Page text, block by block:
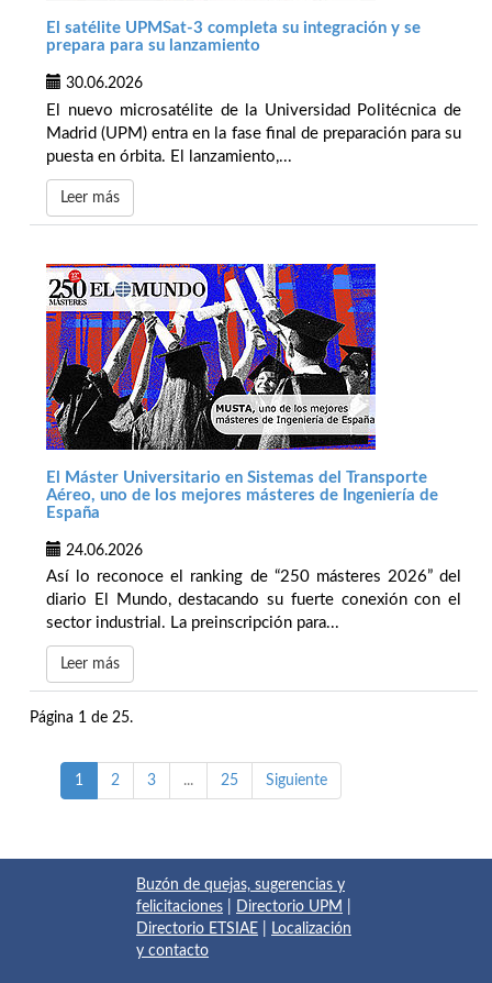
El satélite UPMSat-3 completa su integración y se
prepara para su lanzamiento
30.06.2026
El nuevo microsatélite de la Universidad Politécnica de
Madrid (UPM) entra en la fase final de preparación para su
puesta en órbita. El lanzamiento,...
Leer más
El Máster Universitario en Sistemas del Transporte
Aéreo, uno de los mejores másteres de Ingeniería de
España
24.06.2026
Así lo reconoce el ranking de “250 másteres 2026” del
diario El Mundo, destacando su fuerte conexión con el
sector industrial. La preinscripción para...
Leer más
Página 1 de 25.
1 2 3 ... 25 Siguiente
Buzón de quejas, sugerencias y
felicitaciones
Directorio UPM
Directorio ETSIAE
Localización
y contacto